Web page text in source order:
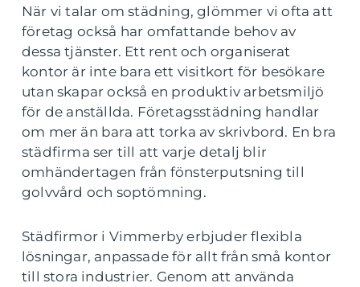
När vi talar om städning, glömmer vi ofta att
företag också har omfattande behov av
dessa tjänster. Ett rent och organiserat
kontor är inte bara ett visitkort för besökare
utan skapar också en produktiv arbetsmiljö
för de anställda. Företagsstädning handlar
om mer än bara att torka av skrivbord. En bra
städfirma ser till att varje detalj blir
omhändertagen från fönsterputsning till
golvvård och soptömning.
Städfirmor i Vimmerby erbjuder flexibla
lösningar, anpassade för allt från små kontor
till stora industrier. Genom att använda